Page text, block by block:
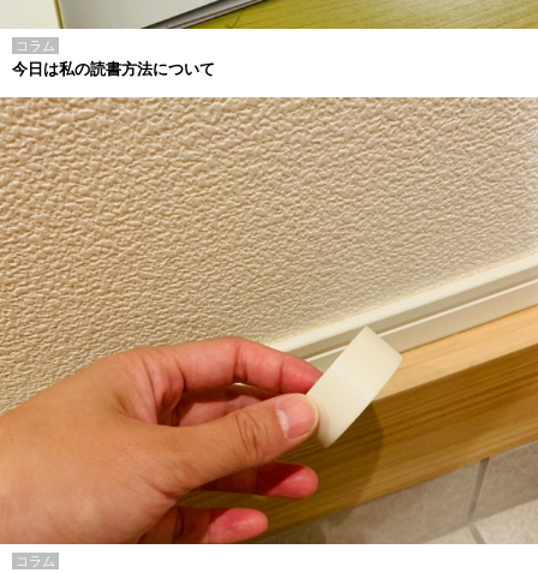
コラム
今日は私の読書方法について
コラム